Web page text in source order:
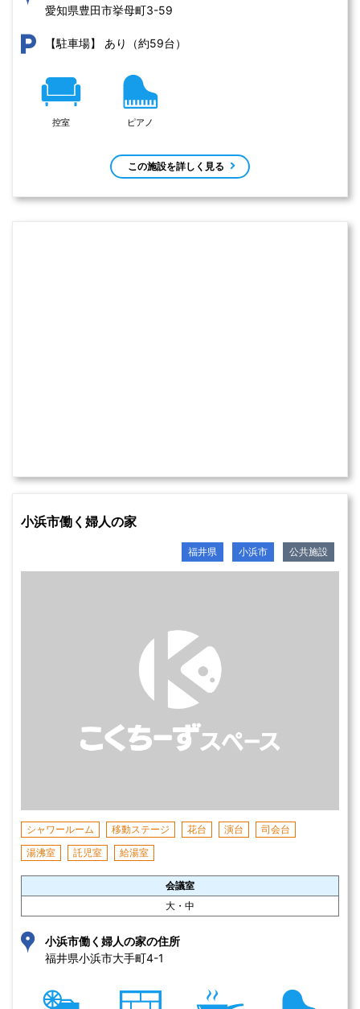
愛知県豊田市挙母町3-59
【駐車場】 あり（約59台）
控室 ピアノ
この施設を詳しく見る
小浜市働く婦人の家
福井県 小浜市 公共施設
シャワールーム 移動ステージ 花台 演台
司会台
湯沸室
託児室 給湯室
会議室
大・中
小浜市働く婦人の家の住所
福井県小浜市大手町4-1